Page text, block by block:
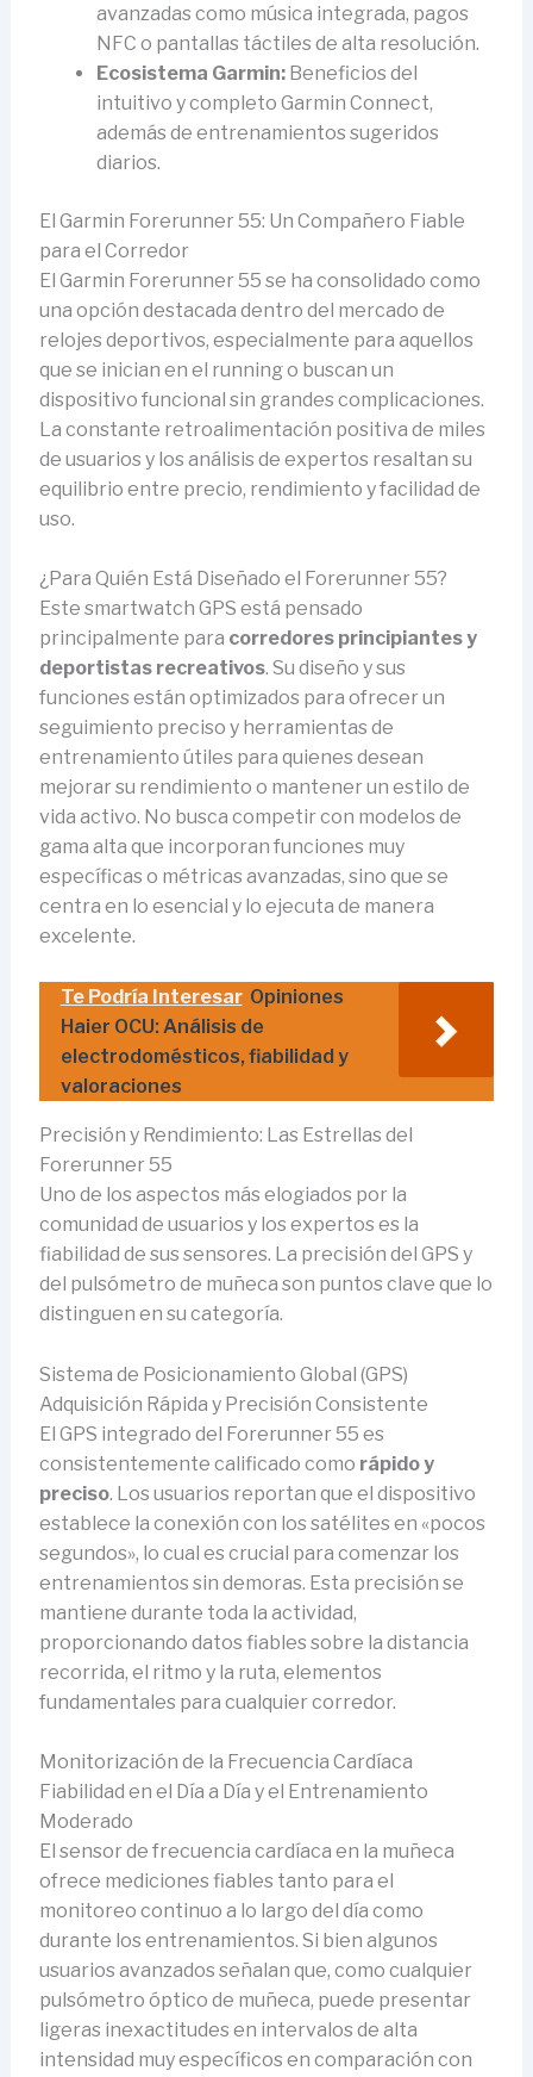
avanzadas como música integrada, pagos
NFC o pantallas táctiles de alta resolución.
Ecosistema Garmin:Beneficios del
intuitivo y completo Garmin Connect,
además de entrenamientos sugeridos
diarios.
El Garmin Forerunner 55: Un Compañero Fiable
para el Corredor
El Garmin Forerunner 55 se ha consolidado como
una opción destacada dentro del mercado de
relojes deportivos, especialmente para aquellos
que se inician en el running o buscan un
dispositivo funcional sin grandes complicaciones.
La constante retroalimentación positiva de miles
de usuarios y los análisis de expertos resaltan su
equilibrio entre precio, rendimiento y facilidad de
uso.
¿Para Quién Está Diseñado el Forerunner 55?
Este smartwatch GPS está pensado
principalmente para corredores principiantes y
deportistas recreativos. Su diseño y sus
funciones están optimizados para ofrecer un
seguimiento preciso y herramientas de
entrenamiento útiles para quienes desean
mejorar su rendimiento o mantener un estilo de
vida activo. No busca competir con modelos de
gama alta que incorporan funciones muy
específicas o métricas avanzadas, sino que se
centra en lo esencial y lo ejecuta de manera
excelente.
Te Podría Interesar Opiniones
Haier OCU: Análisis de
electrodomésticos, fiabilidad y
valoraciones
Precisión y Rendimiento: Las Estrellas del
Forerunner 55
Uno de los aspectos más elogiados por la
comunidad de usuarios y los expertos es la
fiabilidad de sus sensores. La precisión del GPS y
del pulsómetro de muñeca son puntos clave que lo
distinguen en su categoría.
Sistema de Posicionamiento Global (GPS)
Adquisición Rápida y Precisión Consistente
El GPS integrado del Forerunner 55 es
consistentemente calificado como rápido y
preciso. Los usuarios reportan que el dispositivo
establece la conexión con los satélites en «pocos
segundos», lo cual es crucial para comenzar los
entrenamientos sin demoras. Esta precisión se
mantiene durante toda la actividad,
proporcionando datos fiables sobre la distancia
recorrida, el ritmo y la ruta, elementos
fundamentales para cualquier corredor.
Monitorización de la Frecuencia Cardíaca
Fiabilidad en el Día a Día y el Entrenamiento
Moderado
El sensor de frecuencia cardíaca en la muñeca
ofrece mediciones fiables tanto para el
monitoreo continuo a lo largo del día como
durante los entrenamientos. Si bien algunos
usuarios avanzados señalan que, como cualquier
pulsómetro óptico de muñeca, puede presentar
ligeras inexactitudes en intervalos de alta
intensidad muy específicos en comparación con